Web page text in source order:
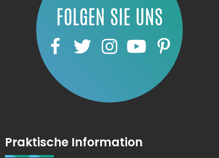
FOLGEN SIE UNS
Praktische Information